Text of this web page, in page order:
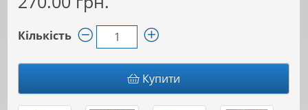
Кількість
Купити